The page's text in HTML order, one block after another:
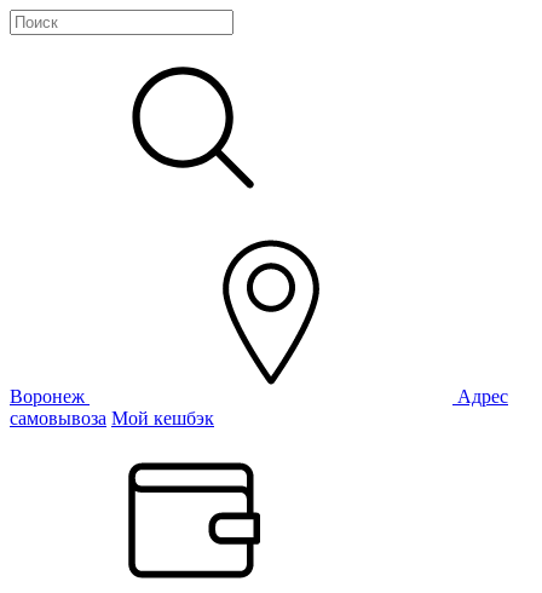
Воронеж
Адрес
самовывоза Мой кешбэк